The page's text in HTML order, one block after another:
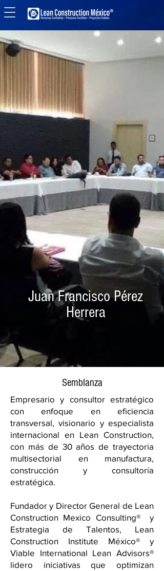
Juan Francisco Pérez
Herrera
Semblanza
Empresario y consultor estratégico
con enfoque en eficiencia
transversal, visionario y especialista
internacional en Lean Construction,
con más de 30 años de trayectoria
multisectorial en manufactura,
construcción y consultoría
estratégica.
Fundador y Director General de Lean
Construction Mexico Consulting® y
Estrategia de Talentos, Lean
Construction Institute México® y
Viable International Lean Advisors®
lidero iniciativas que optimizan